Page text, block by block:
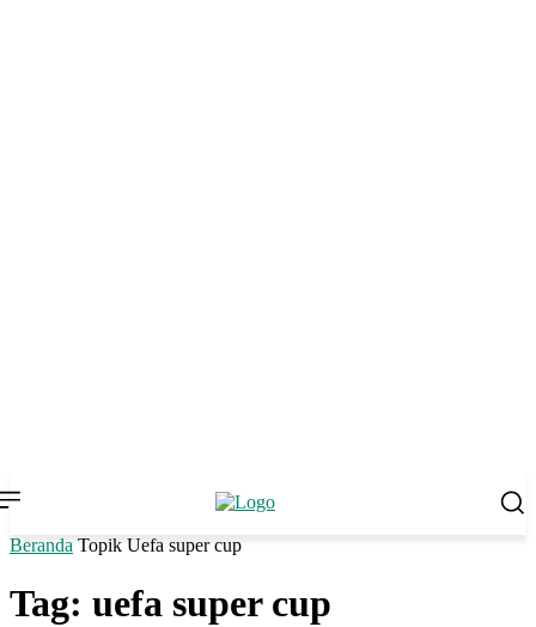
Beranda Topik Uefa super cup
Tag: uefa super cup